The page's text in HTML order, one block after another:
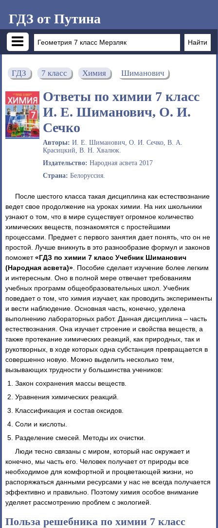
ГДЗ от Путина
ГДЗ 7 класс Химия Шиманович
Ответы по химии 7 класс
И. Е. Шиманович, О. И.
Сечко
Авторы: И. Е. Шиманович, О. И. Сечко, В. А.
Красицкий, В. Н. Хвалюк.
Издательство: Народная асвета 2017
Страна: Белоруссия.
После шестого класса такая дисциплина как естествознание
ведет свое продолжение на уроках химии. На них школьники
узнают о том, что в мире существует огромное количество
химических веществ, познакомятся с простейшими
процессами. Предмет с первого занятия дает понять, что он не
простой. Лучше вникнуть в это разнообразие формул и законов
поможет«ГДЗ по химии 7 класс Учебник Шиманович
(Народная асвета)» . Пособие сделает изучение более легким
и интересным. Оно в полной мере отвечает требованиям
учебных программ общеобразовательных школ. Учебник
поведает о том, что химия изучает, как проводить эксперименты
и вести наблюдение. Основная часть, конечно, уделена
выполнению лабораторных работ. Данная дисциплина – часть
естествознания. Она изучает строение и свойства веществ, а
также протекание химических реакций, как природных, так и
рукотворных, в ходе которых одна субстанция превращается в
совершенно новую. Можно выделить несколько тем,
вызывающих трудности у большинства учеников:
Закон сохранения массы веществ.
Уравнения химических реакций.
Классификация и состав оксидов.
Соли и кислоты.
Разделение смесей. Методы их очистки.
Люди тесно связаны с миром, который нас окружает и
конечно, мы часть его. Человек получает от природы все
необходимое для комфортной и процветающей жизни, но
распоряжаться данными ресурсами у нас не всегда получается
эффективно и правильно. Поэтому химия особое внимание
уделяет рассмотрению проблем с экологией.
Польза решебника по химии 7 класс